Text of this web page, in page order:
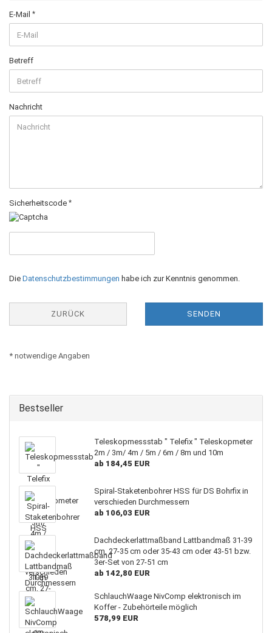
E-Mail
Betreff
Nachricht
Sicherheitscode
DATENSCHUTZBESTIMMUNGEN
Die Datenschutzbestimmungen habe ich zur Kenntnis genommen.
ZURÜCK SENDEN
* notwendige Angaben
Bestseller
Teleskopmessstab " Telefix " Teleskopmeter
2m / 3m/ 4m / 5m / 6m / 8m und 10m
ab 184,45 EUR
Spiral-Staketenbohrer HSS für DS Bohrfix in
verschieden Durchmessern
ab 106,03 EUR
Dachdeckerlattmaßband Lattbandmaß 31-39
cm, 27-35 cm oder 35-43 cm oder 43-51 bzw.
3er-Set von 27-51 cm
ab 142,80 EUR
SchlauchWaage NivComp elektronisch im
Koffer - Zubehörteile möglich
578,99 EUR